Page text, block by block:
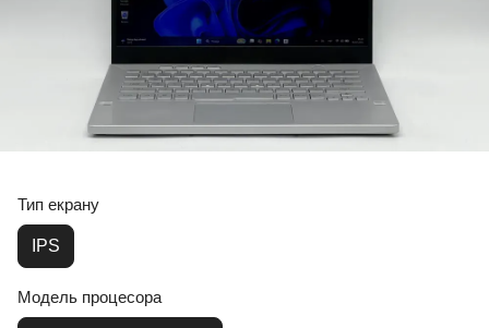
Тип екрану
IPS
Модель процесора